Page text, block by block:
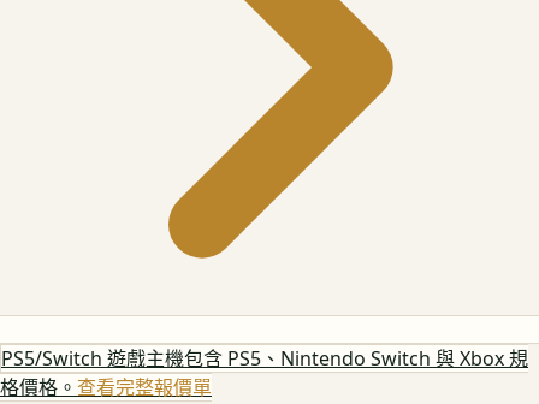
PS5/Switch 遊戲主機包含 PS5、Nintendo Switch 與 Xbox 規
格價格。 查看完整報價單